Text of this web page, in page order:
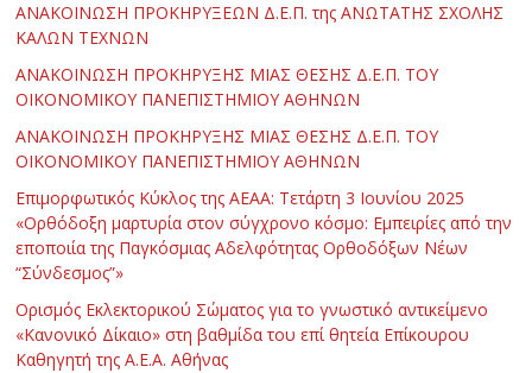
ΑΝΑΚΟΙΝΩΣΗ ΠΡΟΚΗΡΥΞΕΩΝ Δ.Ε.Π. της ΑΝΩΤΑΤΗΣ ΣΧΟΛΗΣ
ΚΑΛΩΝ ΤΕΧΝΩΝ
ΑΝΑΚΟΙΝΩΣΗ ΠΡΟΚΗΡΥΞΗΣ ΜΙΑΣ ΘΕΣΗΣ Δ.Ε.Π. ΤΟΥ
ΟΙΚΟΝΟΜΙΚΟΥ ΠΑΝΕΠΙΣΤΗΜΙΟΥ ΑΘΗΝΩΝ
ΑΝΑΚΟΙΝΩΣΗ ΠΡΟΚΗΡΥΞΗΣ ΜΙΑΣ ΘΕΣΗΣ Δ.Ε.Π. ΤΟΥ
ΟΙΚΟΝΟΜΙΚΟΥ ΠΑΝΕΠΙΣΤΗΜΙΟΥ ΑΘΗΝΩΝ
Επιμορφωτικός Κύκλος της ΑΕΑΑ: Τετάρτη 3 Ιουνίου 2025
«Ορθόδοξη μαρτυρία στον σύγχρονο κόσμο: Εμπειρίες από την
εποποιία της Παγκόσμιας Αδελφότητας Ορθοδόξων Νέων
“Σύνδεσμος”»
Ορισμός Εκλεκτορικού Σώματος για το γνωστικό αντικείμενο
«Κανονικό Δίκαιο» στη βαθμίδα του επί θητεία Επίκουρου
Καθηγητή της Α.Ε.Α. Αθήνας